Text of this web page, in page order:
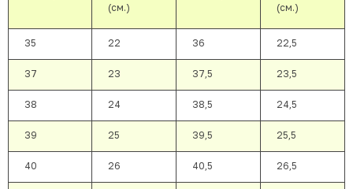
(см.)
(см.)
35 22 36 22,5
37 23 37,5 23,5
38 24 38,5 24,5
39 25 39,5 25,5
40 26 40,5 26,5